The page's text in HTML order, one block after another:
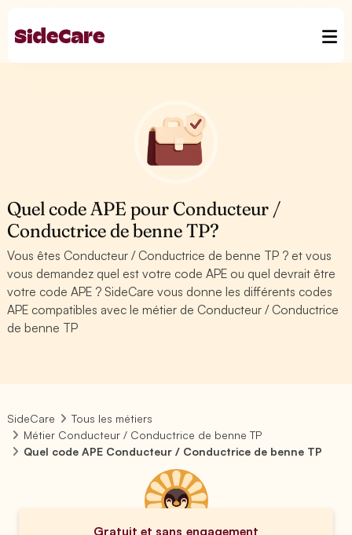
Quel code APE pour Conducteur /
Conductrice de benne TP?
Vous êtes Conducteur / Conductrice de benne TP ? et vous
vous demandez quel est votre code APE ou quel devrait être
votre code APE ? SideCare vous donne les différents codes
APE compatibles avec le métier de Conducteur / Conductrice
de benne TP
SideCare
Tous les métiers
Métier Conducteur / Conductrice de benne TP
Quel code APE Conducteur / Conductrice de benne TP
Gratuit et sans engagement